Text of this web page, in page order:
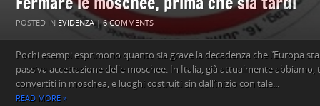
POSTED IN EVIDENZA|6 COMMENTS
Pochi esempi esprimono quanto sia grave la decadenza che l’Europa
passiva accettazione delle moschee. In Italia, già attualmente abbiamo,
convertiti in moschea, e luoghi costruiti sin dall’inizio con tale...
READ MORE »